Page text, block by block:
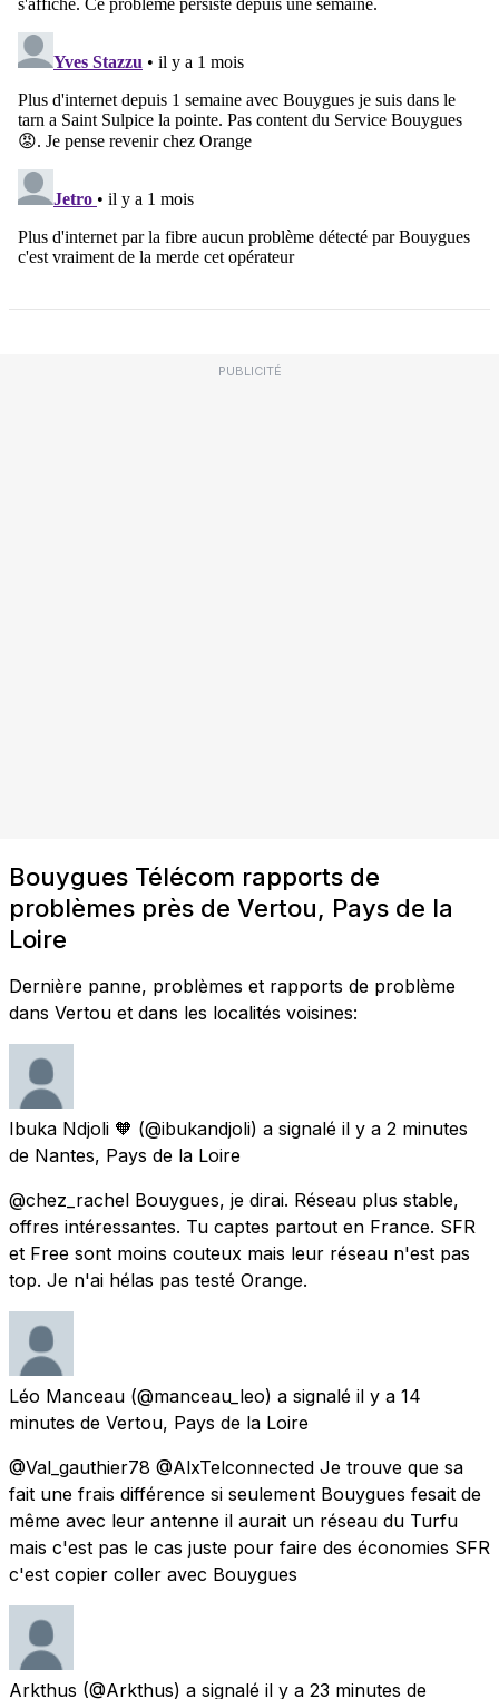
PUBLICITÉ
Bouygues Télécom rapports de
problèmes près de Vertou, Pays de la
Loire
Dernière panne, problèmes et rapports de problème
dans Vertou et dans les localités voisines:
Ibuka Ndjoli 🧡 (@ibukandjoli) a signalé il y a 2 minutes
de Nantes, Pays de la Loire
@chez_rachel Bouygues, je dirai. Réseau plus stable,
offres intéressantes. Tu captes partout en France. SFR
et Free sont moins couteux mais leur réseau n'est pas
top. Je n'ai hélas pas testé Orange.
Léo Manceau (@manceau_leo) a signalé il y a 14
minutes de Vertou, Pays de la Loire
@Val_gauthier78 @AlxTelconnected Je trouve que sa
fait une frais différence si seulement Bouygues fesait de
même avec leur antenne il aurait un réseau du Turfu
mais c'est pas le cas juste pour faire des économies SFR
c'est copier coller avec Bouygues
Arkthus (@Arkthus) a signalé il y a 23 minutes de